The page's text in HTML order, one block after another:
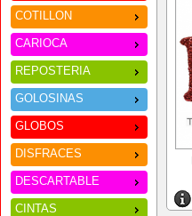
COTILLON
CARIOCA
REPOSTERIA
GOLOSINAS
GLOBOS
DISFRACES
DESCARTABLE
CINTAS